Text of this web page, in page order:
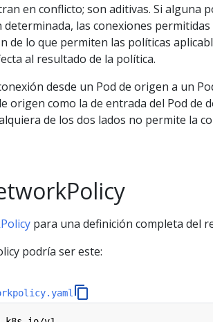
en conflicto; son aditivas. Si alguna
las conexiones permitidas
de lo que permiten las políticas
al resultado de la política.
desde un Pod de origen a un
origen como la de entrada del Pod de
de los dos lados no permite la
para una definición completa del
podría ser este: